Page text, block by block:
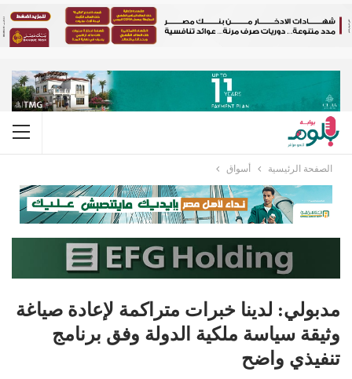
الصفحة الرئيسية أسواق
مدبولي: لدينا خبرات متراكمة لإعادة صياغة
وثيقة سياسة ملكية الدولة وفق برنامج
تنفيذي واضح